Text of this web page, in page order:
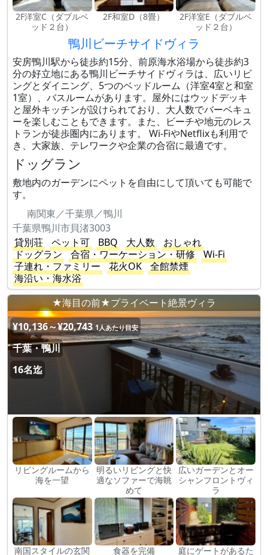
2F洋室C（ダブルベ
ッド２台）
2F和室D（8畳）
2F洋室E（ダブルベ
ッド２台）
鴨川ビーチサイドヴィラ
安房鴨川駅から徒歩約15分、前原海水浴場から徒歩約3
分の好立地にある鴨川ビーチサイドヴィラは、広いリビ
ングとダイニング、5つのベッドルーム（洋室4室と和室
1室）、バスルームがあります。屋外にはウッドデッキ
と屋外キッチンが設けられており、大人数でバーベキュ
ーを楽しむこともできます。また、ビーチや地元のレス
トランが徒歩圏内にあります。 Wi-FiやNetflixも利用で
き、大家族、テレワークや企業の合宿に最適です。
ドッグラン
敷地内のガーデンにペットを自由にして頂いても可能で
す。
南関東／千葉県／鴨川
千葉県鴨川市貝渚3003
貸別荘
ペット可 BBQ 大人数
おしゃれ
ドッグラン
合宿・ワーケーション・研修
Wi-Fi
子連れ・ファミリー
花火OK
全館禁煙
海沿い・海水浴
★海目の前★プライベート絶景ヴィラ
¥10,136～¥20,743 1人あたり目安
千葉・鴨川
16名迄
リビングルームから
海を一望
明るいリビングと快
適なソファーで海眺
めて
広いガーデンとオー
シャンフロントヴィ
ラ
南国スタイルの玄関
食器を完備
庭にゲートがあるた